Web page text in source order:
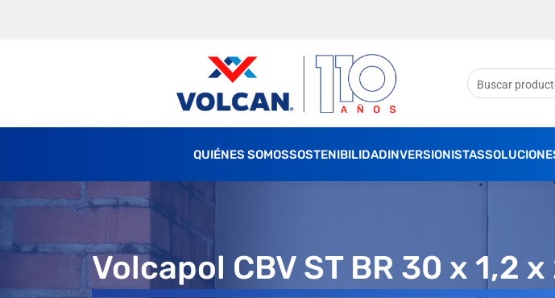
QUIÉNES SOMOSSOSTENIBILIDADINVERSIONISTAS
Volcapol CBV ST BR 30 x 1,2 x